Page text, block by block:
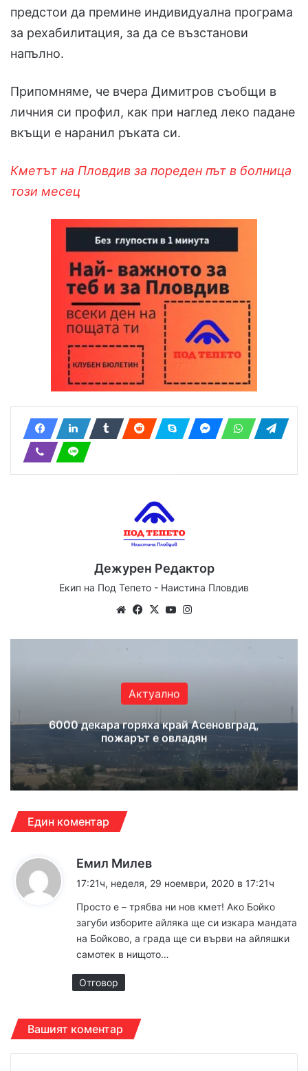
предстои да премине индивидуална програма
за рехабилитация, за да се възстанови
напълно.
Припомняме, че вчера Димитров съобщи в
личния си профил, как при наглед леко падане
вкъщи е наранил ръката си.
Кметът на Пловдив за пореден път в болница
този месец
Дежурен Редактор
Екип на Под Тепето - Наистина Пловдив
We
te
Fa
bo
X
Yo
ub ra
Актуално
6000 декара горяха край Асеновград,
пожарът е овладян
Един коментар
Емил Милев
а
а
17:21ч, неделя, 29 ноември, 2020 в 17:21ч
Просто е – трябва ни нов кмет! Ако Бойко
загуби изборите айляка ще си изкара мандата
на Бойково, а града ще си върви на айляшки
самотек в нищото…
Отговор
Вашият коментар